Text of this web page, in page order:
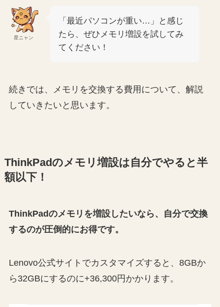
星ニャン
「最近パソコンが重い…」と感じ
たら、ぜひメモリ増設を試してみ
てください！
続きでは、メモリを交換する費用について、解説
していきたいと思います。
ThinkPadのメモリ増設は自分でやると半
額以下！
ThinkPadのメモリを増設したいなら、自分で交換
するのが圧倒的にお得です。
Lenovo公式サイトでカスタマイズすると、8GBか
ら32GBにするのに+36,300円かかります。